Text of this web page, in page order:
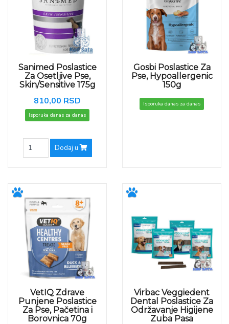
Sanimed Poslastice
Za Osetljive Pse,
Skin/Sensitive 175g
810,00 RSD
Isporuka danas za danas
Dodaj u
Gosbi Poslastice Za
Pse, Hypoallergenic
150g
Isporuka danas za danas
VetIQ Zdrave
Punjene Poslastice
Za Pse, Pačetina i
Borovnica 70g
Virbac Veggiedent
Dental Poslastice Za
Održavanje Higijene
Zuba Pasa